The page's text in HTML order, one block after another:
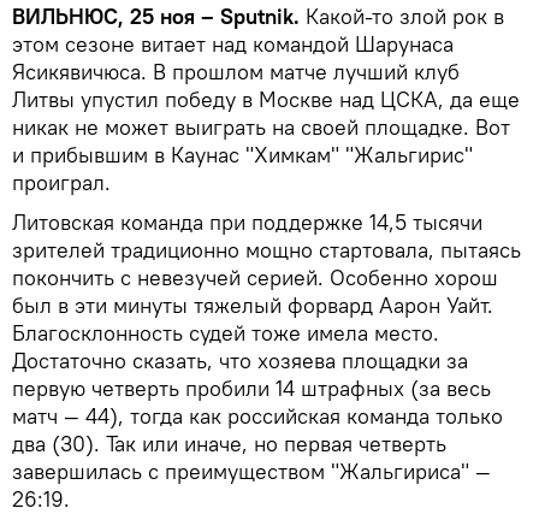
ВИЛЬНЮС, 25 ноя – Sputnik. Какой-то злой рок в
этом сезоне витает над командой Шарунаса
Ясикявичюса. В прошлом матче лучший клуб
Литвы упустил победу в Москве над ЦСКА, да еще
никак не может выиграть на своей площадке. Вот
и прибывшим в Каунас "Химкам" "Жальгирис"
проиграл.
Литовская команда при поддержке 14,5 тысячи
зрителей традиционно мощно стартовала, пытаясь
покончить с невезучей серией. Особенно хорош
был в эти минуты тяжелый форвард Аарон Уайт.
Благосклонность судей тоже имела место.
Достаточно сказать, что хозяева площадки за
первую четверть пробили 14 штрафных (за весь
матч — 44), тогда как российская команда только
два (30). Так или иначе, но первая четверть
завершилась с преимуществом "Жальгириса" —
26:19.